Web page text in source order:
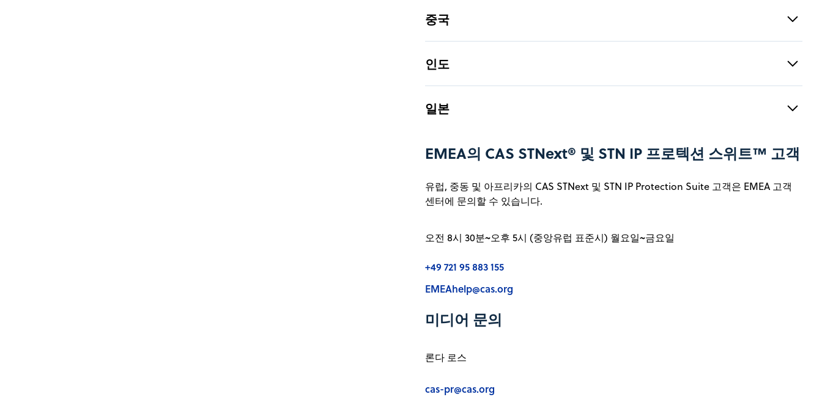
질문이 있거나 CAS 솔루션 또는 서비스에 대한 추가 정보가 필요한 경우 아시아 태평양
고객 센터에 문의하십시오.여기에는 제품 기능, 계정 문의, 설정, 접근, 검색 전략 수립 및
기타 모든 문의가 포함됩니다.
아시아 태평양 지역 지원:
대한민국 전화번호:+82 70 4732 6766
위치:
6 테마섹 블러바드, #23 -01A
싱가포르 038986
중국
중국의 ACSI
캐롤라인 맵
전화:+86-10-62508026/7
위치:
유닛 10-10, 타워 B, 레이콤 인포테크 파크
하이디안 구 커쉬위안 난루 2번지
인도
죠티 싱 박사
매니징 디렉터
ACS 인터내셔널 인디아 Pvt Ltd.
배너 원 -1층~3층
S. No. 23, 배너-팬카드 클럽 로드 근처
마하라슈트라, 인도
일본
일본의 ACSI
컨트리 매니저
전화:+81-3-5456-5696
위치:
ACS 인터내셔널 주식회사 일본 사무소
도쿄 100-6162
EMEA의 CAS STNext® 및 STN IP 프로텍션 스위트™ 고객
유럽, 중동 및 아프리카의 CAS STNext 및 STN IP Protection Suite 고객은 EMEA 고객
센터에 문의할 수 있습니다.
오전 8시 30분~오후 5시 (중앙유럽 표준시) 월요일~금요일
+49 721 95 883 155
EMEAhelp@cas.org
미디어 문의
론다 로스
cas-pr@cas.org